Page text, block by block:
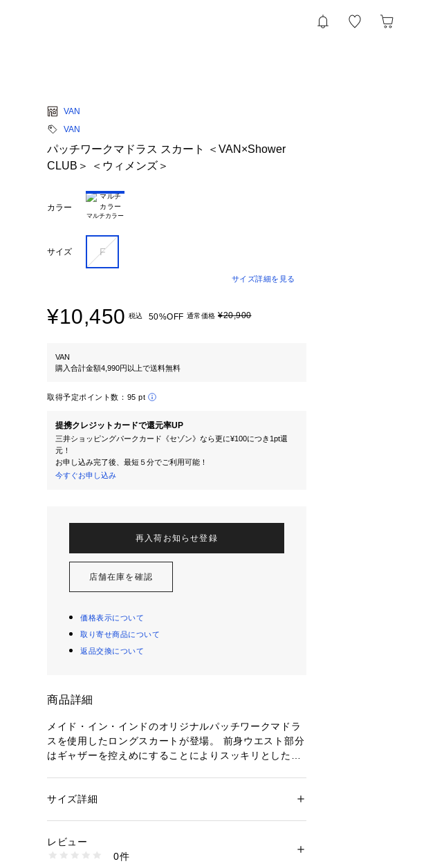
VAN
VAN
パッチワークマドラス スカート ＜VAN×Shower
CLUB＞ ＜ウィメンズ＞
カラー
マルチカラー
サイズ F
サイズ詳細を見る
¥10,450 税込 50%OFF 通常価格 ¥20,900
VAN
購入合計金額4,990円以上で送料無料
取得予定ポイント数： 95 pt
提携クレジットカードで還元率UP
三井ショッピングパークカード《セゾン》なら更に¥100につき1pt還
元！
お申し込み完了後、最短５分でご利用可能！
今すぐお申し込み
再入荷お知らせ登録
店舗在庫を確認
価格表示について
取り寄せ商品について
返品交換について
商品詳細
メイド・イン・インドのオリジナルパッチワークマドラ
スを使用したロングスカートが登場。 前身ウエスト部分
はギャザーを控えめにすることによりスッキリとしたシ
も付いてるので透ける心配もありません。 トップスをイ
勧めの1品です。
性別：レディース
クリーニング
1095200000076
サイズ詳細
レビュー
0件